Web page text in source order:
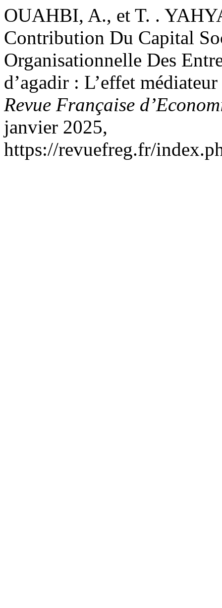
OUAHBI, A., et T. .
Contribution Du Capital
Organisationnelle Des
d’agadir : L’effet
Revue Française
janvier 2025,
https://revuefreg.fr/